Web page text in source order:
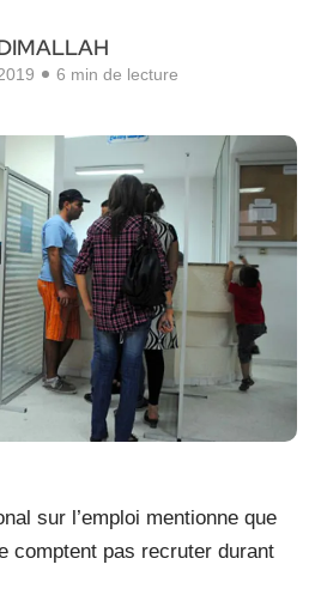
6 min de lecture
sur l’emploi mentionne que
comptent pas recruter durant